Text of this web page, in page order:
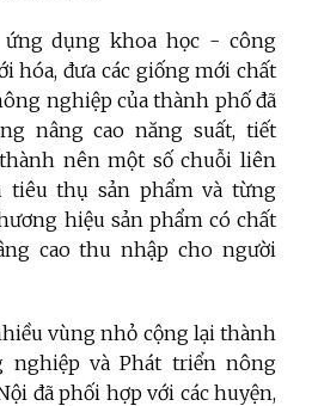
ứng dụng khoa học - công
hóa, đưa các giống mới chất
nghiệp của thành phố đã
nâng cao năng suất, tiết
nên một số chuỗi liên
tiêu thụ sản phẩm và từng
hiệu sản phẩm có chất
cao thu nhập cho người
vùng nhỏ cộng lại thành
nghiệp và Phát triển nông
đã phối hợp với các huyện,